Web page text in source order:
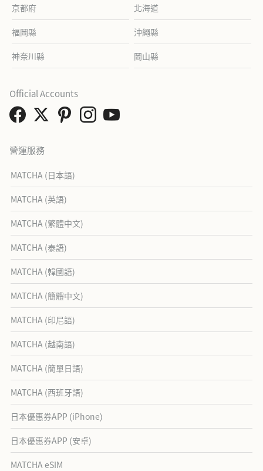
京都府 北海道
福岡縣 沖繩縣
神奈川縣 岡山縣
營運服務
MATCHA (日本語)
MATCHA (英語)
MATCHA (繁體中文)
MATCHA (泰語)
MATCHA (韓國語)
MATCHA (簡體中文)
MATCHA (印尼語)
MATCHA (越南語)
MATCHA (簡單日語)
MATCHA (西班牙語)
日本優惠券APP (iPhone)
日本優惠券APP (安卓)
MATCHA eSIM
Official Accounts